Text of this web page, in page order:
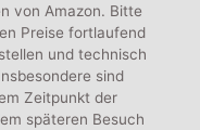
von Amazon. Bitte
Preise fortlaufend
und technisch
sind
Zeitpunkt der
späteren Besuch